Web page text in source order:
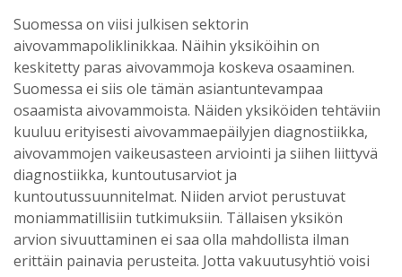
Suomessa on viisi julkisen sektorin
aivovammapoliklinikkaa. Näihin yksiköihin on
keskitetty paras aivovammoja koskeva osaaminen.
Suomessa ei siis ole tämän asiantuntevampaa
osaamista aivovammoista. Näiden yksiköiden tehtäviin
kuuluu erityisesti aivovammaepäilyjen diagnostiikka,
aivovammojen vaikeusasteen arviointi ja siihen liittyvä
diagnostiikka, kuntoutusarviot ja
kuntoutussuunnitelmat. Niiden arviot perustuvat
moniammatillisiin tutkimuksiin. Tällaisen yksikön
arvion sivuuttaminen ei saa olla mahdollista ilman
erittäin painavia perusteita. Jotta vakuutusyhtiö voisi